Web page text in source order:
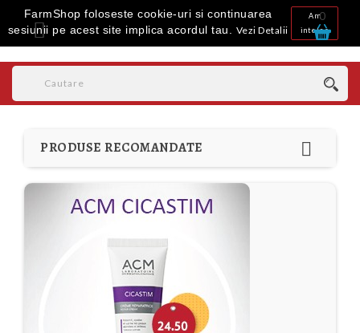

0
PRODUSE RECOMANDATE 
FarmShop foloseste cookie-uri si continuarea
sesiunii pe acest site implica acordul tau. Vezi Detalii
Am
inteles